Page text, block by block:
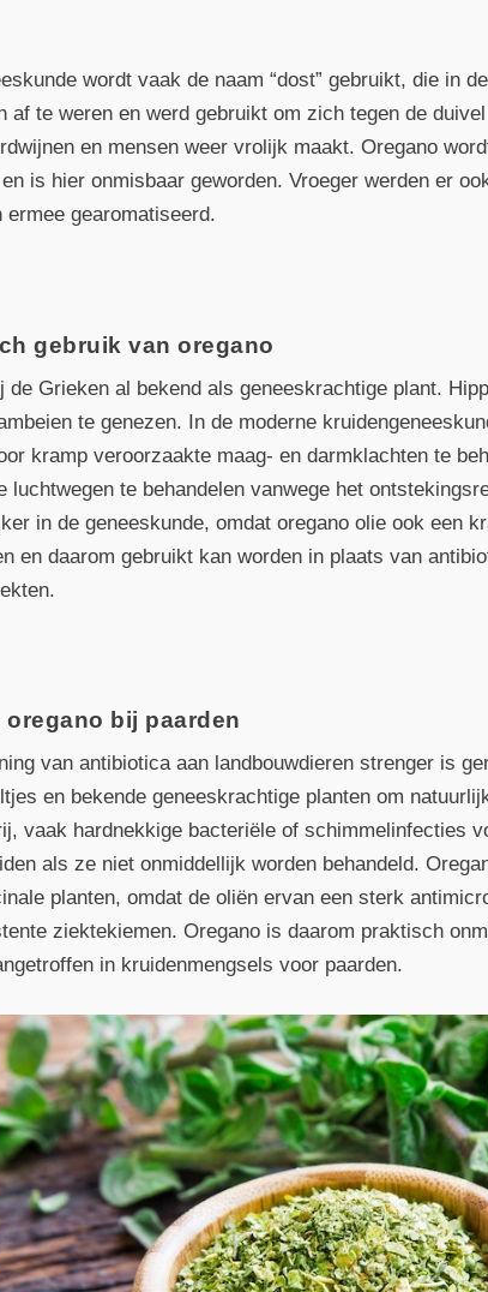
wordt vaak de naam “dost” gebruikt, die in
af te weren en werd gebruikt om zich tegen de
en mensen weer vrolijk maakt. Oregano
is hier onmisbaar geworden. Vroeger werden er
ermee gearomatiseerd.
gebruik van oregano
de Grieken al bekend als geneeskrachtige plant.
te genezen. In de moderne
kramp veroorzaakte maag- en darmklachten te
luchtwegen te behandelen vanwege het
in de geneeskunde, omdat oregano olie ook een
en daarom gebruikt kan worden in plaats van
bij paarden
van antibiotica aan landbouwdieren strenger is
en bekende geneeskrachtige planten om
vaak hardnekkige bacteriële of schimmelinfecties
als ze niet onmiddellijk worden behandeld.
planten, omdat de oliën ervan een sterk
ziektekiemen. Oregano is daarom praktisch
in kruidenmengsels voor paarden.